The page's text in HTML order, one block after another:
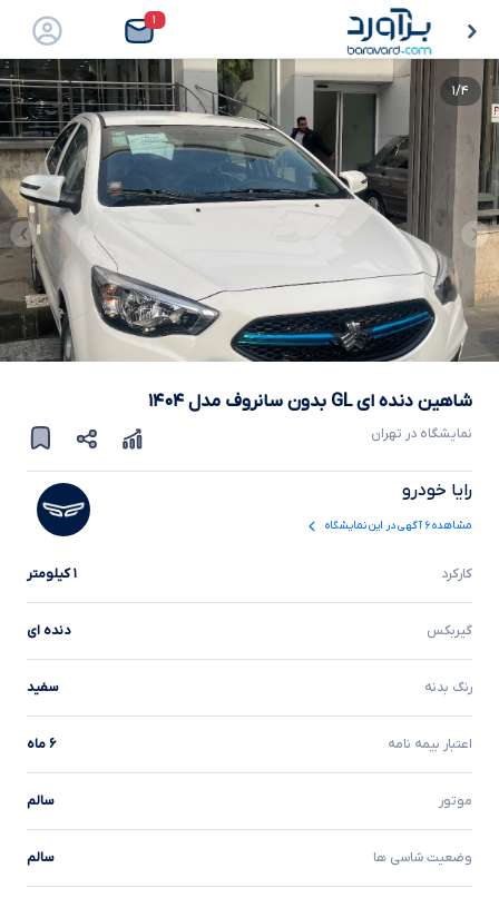
۱
۱/۴
شاهین دنده ای GL بدون سانروف مدل ۱۴۰۴
نمایشگاه در تهران
رایا خودرو
مشاهده۶ آگهی در این نمایشگاه
کارکرد ۱ کیلومتر
گیربکس دنده ای
رنگ بدنه سفید
اعتبار بیمه نامه ۶ ماه
موتور سالم
وضعیت شاسی ها سالم